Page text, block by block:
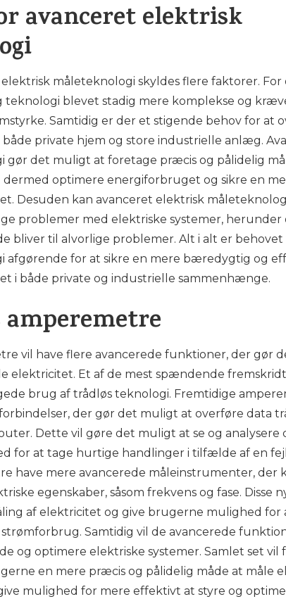
avanceret elektrisk
måleteknologi skyldes flere faktorer.
teknologi blevet stadig mere komplekse og
Samtidig er der et stigende behov for at
private hjem og store industrielle anlæg.
gør det muligt at foretage præcis og pålidelig
dermed optimere energiforbruget og sikre en
Desuden kan avanceret elektrisk
problemer med elektriske systemer, herunder
bliver til alvorlige problemer. Alt i alt er behovet
afgørende for at sikre en mere bæredygtig og
i både private og industrielle sammenhænge.
vil have flere avancerede funktioner, der gør
elektricitet. Et af de mest spændende
brug af trådløs teknologi. Fremtidige
der gør det muligt at overføre data
Dette vil gøre det muligt at se og analysere
for at tage hurtige handlinger i tilfælde af en
have mere avancerede måleinstrumenter, der
egenskaber, såsom frekvens og fase. Disse
af elektricitet og give brugerne mulighed for
Samtidig vil de avancerede
og optimere elektriske systemer. Samlet set vil
en mere præcis og pålidelig måde at måle
mulighed for mere effektivt at styre og